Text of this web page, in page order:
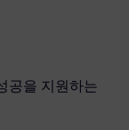
공을 지원하는